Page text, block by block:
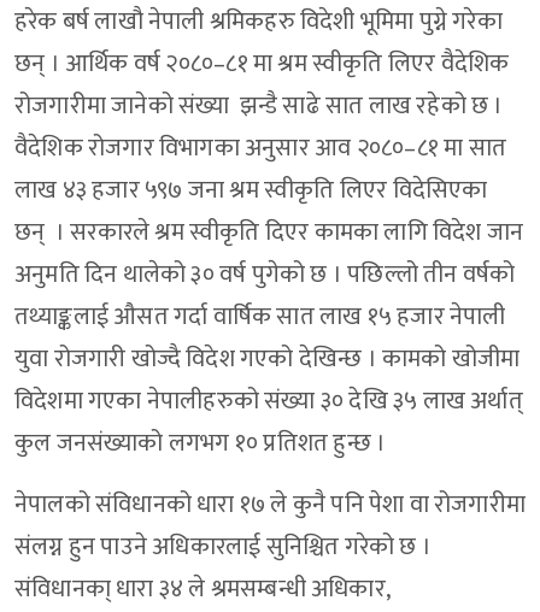
हरेक बर्ष लाखौ नेपाली श्रमिकहरु विदेशी भूमिमा पुग्ने गरेका
छन् । आर्थिक वर्ष २०८०–८१ मा श्रम स्वीकृति लिएर वैदेशिक
रोजगारीमा जानेको संख्या झन्डै साढे सात लाख रहेको छ ।
वैदेशिक रोजगार विभागका अनुसार आव २०८०–८१ मा सात
लाख ४३ हजार ५९७ जना श्रम स्वीकृति लिएर विदेसिएका
छन् । सरकारले श्रम स्वीकृति दिएर कामका लागि विदेश जान
अनुमति दिन थालेको ३० वर्ष पुगेको छ । पछिल्लो तीन वर्षको
तथ्याङ्कलाई औसत गर्दा वार्षिक सात लाख १५ हजार नेपाली
युवा रोजगारी खोज्दै विदेश गएको देखिन्छ । कामको खोजीमा
विदेशमा गएका नेपालीहरुको संख्या ३० देखि ३५ लाख अर्थात्
कुल जनसंख्याको लगभग १० प्रतिशत हुन्छ ।
नेपालको संविधानको धारा १७ ले कुनै पनि पेशा वा रोजगारीमा
संलग्न हुन पाउने अधिकारलाई सुनिश्चित गरेको छ ।
संविधानका् धारा ३४ ले श्रमसम्बन्धी अधिकार,